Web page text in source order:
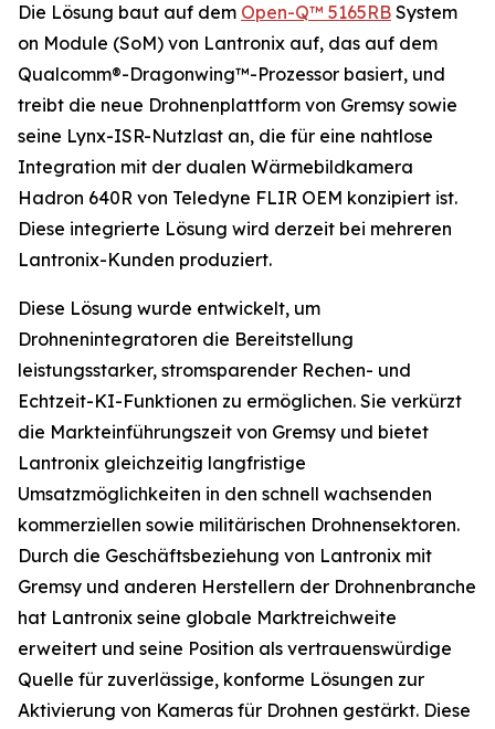
Die Lösung baut auf dem Open-Q™ 5165RB System
on Module (SoM) von Lantronix auf, das auf dem
Qualcomm®-Dragonwing™-Prozessor basiert, und
treibt die neue Drohnenplattform von Gremsy sowie
seine Lynx-ISR-Nutzlast an, die für eine nahtlose
Integration mit der dualen Wärmebildkamera
Hadron 640R von Teledyne FLIR OEM konzipiert ist.
Diese integrierte Lösung wird derzeit bei mehreren
Lantronix-Kunden produziert.
Diese Lösung wurde entwickelt, um
Drohnenintegratoren die Bereitstellung
leistungsstarker, stromsparender Rechen- und
Echtzeit-KI-Funktionen zu ermöglichen. Sie verkürzt
die Markteinführungszeit von Gremsy und bietet
Lantronix gleichzeitig langfristige
Umsatzmöglichkeiten in den schnell wachsenden
kommerziellen sowie militärischen Drohnensektoren.
Durch die Geschäftsbeziehung von Lantronix mit
Gremsy und anderen Herstellern der Drohnenbranche
hat Lantronix seine globale Marktreichweite
erweitert und seine Position als vertrauenswürdige
Quelle für zuverlässige, konforme Lösungen zur
Aktivierung von Kameras für Drohnen gestärkt. Diese